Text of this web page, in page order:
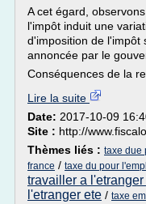
A cet égard,
l'impôt induit une
d'imposition de l'impôt
annoncée par le
Conséquences de la
Lire la suite
Date: 2017-10-09
Site : http://
Thèmes liés : taxe due
france / taxe du pour
travailler a
l'etranger ete / taxe